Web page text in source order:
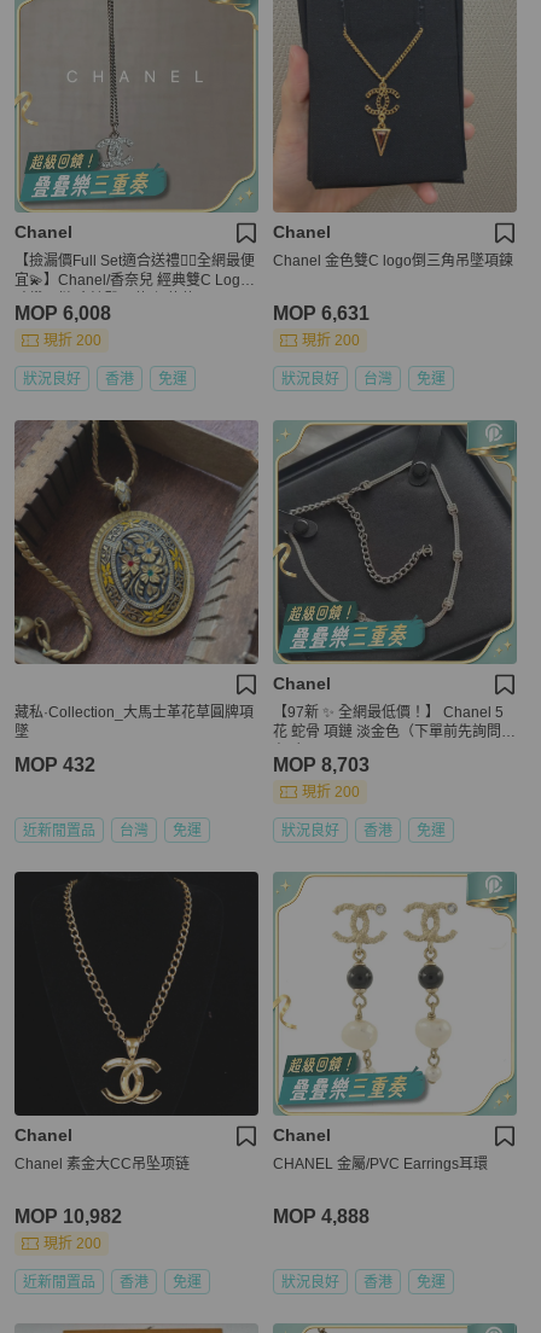
Chanel
【撿漏價Full Set適合送禮👍🏻全網最便
宜💫】Chanel/香奈兒 經典雙C Logo
MOP 6,008
現折 200
狀況良好 香港 免運
Chanel
Chanel 金色雙C logo倒三角吊墜項鍊
MOP 6,631
現折 200
狀況良好 台灣 免運
藏私·Collection_大馬士革花草圓牌項
墜
MOP 432
近新閒置品 台灣 免運
Chanel
【97新 ✨ 全網最低價！】 Chanel 5
花 蛇骨 項鏈 淡金色（下單前先詢問庫
MOP 8,703
現折 200
狀況良好 香港 免運
Chanel
Chanel 素金大CC吊坠项链
MOP 10,982
現折 200
近新閒置品 香港 免運
Chanel
CHANEL 金屬/PVC Earrings耳環
MOP 4,888
狀況良好 香港 免運